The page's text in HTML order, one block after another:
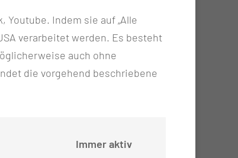
Youtube. Indem sie auf „Alle
verarbeitet werden. Es besteht
auch ohne
die vorgehend beschriebene
Immer aktiv